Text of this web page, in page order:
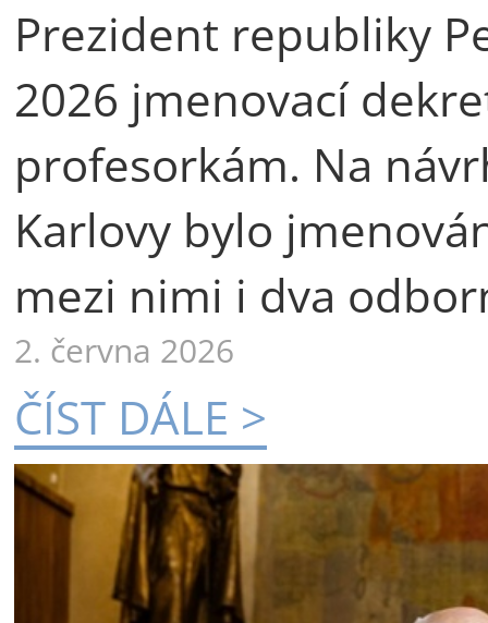
Prezident republiky
2026 jmenovací
profesorkám. Na
Karlovy bylo
mezi nimi i dva
2. června 2026
ČÍST DÁLE >